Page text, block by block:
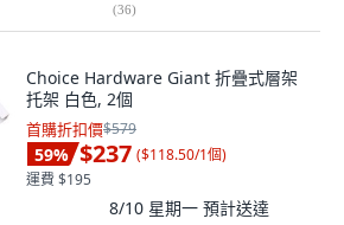
(36)
Choice Hardware Giant 折疊式層架
托架 白色, 2個
首購折扣價$579
59% $237 ($118.50/1個)
運費 $195
8/10 星期一 預計送達